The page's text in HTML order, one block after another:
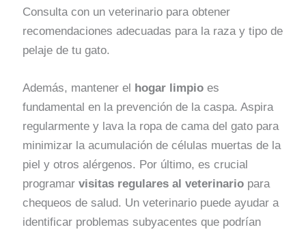
Consulta con un veterinario para obtener
recomendaciones adecuadas para la raza y tipo de
pelaje de tu gato.
Además, mantener el hogar limpio es
fundamental en la prevención de la caspa. Aspira
regularmente y lava la ropa de cama del gato para
minimizar la acumulación de células muertas de la
piel y otros alérgenos. Por último, es crucial
programarvisitas regulares al veterinario para
chequeos de salud. Un veterinario puede ayudar a
identificar problemas subyacentes que podrían